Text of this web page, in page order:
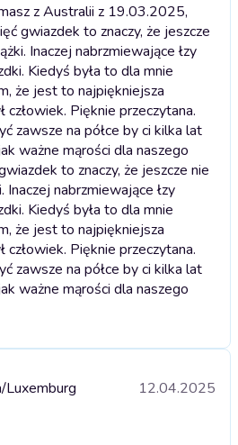
z Australii z 19.03.2025,
gwiazdek to znaczy, że jeszcze
Inaczej nabrzmiewające łzy
Kiedyś była to dla mnie
że jest to najpiękniejsza
Pięknie przeczytana.
zawsze na półce by ci kilka lat
ważne mąrości dla naszego
to znaczy, że jeszcze nie
Inaczej nabrzmiewające łzy
Kiedyś była to dla mnie
że jest to najpiękniejsza
Pięknie przeczytana.
zawsze na półce by ci kilka lat
ważne mąrości dla naszego
Luxemburg 12.04.2025